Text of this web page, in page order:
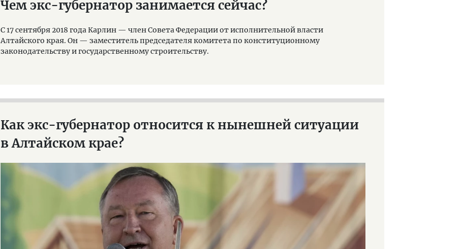
Чем экс-губернатор занимается сейчас?
С 17 сентября 2018 года Карлин — член Совета Федерации от исполнительной власти
Алтайского края. Он — заместитель председателя комитета по конституционному
законодательству и государственному строительству.
Как экс-губернатор относится к нынешней ситуации
в Алтайском крае?